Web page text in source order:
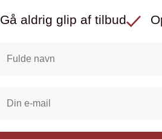
Gå aldrig glip af tilbud